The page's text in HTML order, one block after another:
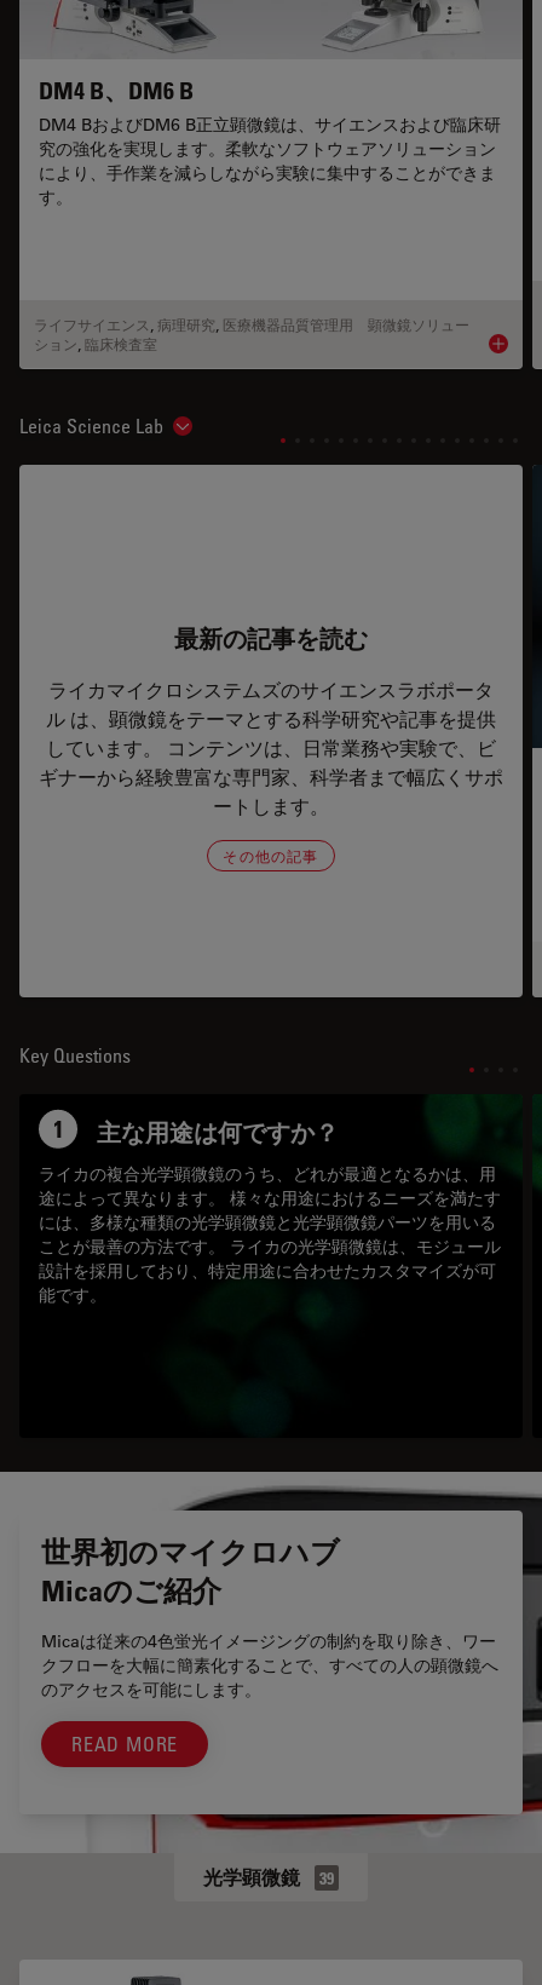
DM4 B、DM6 B
DM4 BおよびDM6 B正立顕微鏡は、サイエンスおよび臨床研
究の強化を実現します。柔軟なソフトウェアソリューション
により、手作業を減らしながら実験に集中することができま
す。
ライフサイエンス, 病理研究, 医療機器品質管理用 顕微鏡ソリュー
ション,臨床検査室
Leica Science Lab Show subnavigation
最新の記事を読む
ライカマイクロシステムズのサイエンスラボポータ
ル は、顕微鏡をテーマとする科学研究や記事を提供
しています。 コンテンツは、日常業務や実験で、ビ
ギナーから経験豊富な専門家、科学者まで幅広くサポ
ートします。
その他の記事
Key Questions
1 主な用途は何ですか？
ライカの複合光学顕微鏡のうち、どれが最適となるかは、用
途によって異なります。 様々な用途におけるニーズを満たす
には、多様な種類の光学顕微鏡と光学顕微鏡パーツを用いる
ことが最善の方法です。 ライカの光学顕微鏡は、モジュール
設計を採用しており、特定用途に合わせたカスタマイズが可
能です。
世界初のマイクロハブ
Micaのご紹介
Micaは従来の4色蛍光イメージングの制約を取り除き、ワー
クフローを大幅に簡素化することで、すべての人の顕微鏡へ
のアクセスを可能にします。
READ MORE
光学顕微鏡 39